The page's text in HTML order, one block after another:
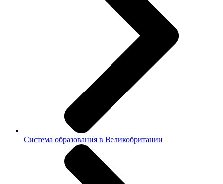
Система образования в Великобритании